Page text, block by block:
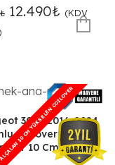
₺ Orijinal
12.490₺ Şu
andaki
(KDV
10 CM YÜKSELEN COILOVER
10 CM YÜKSELEN COILOVER
3008 2016-2024
Coilover Ayarlı
10 Cm